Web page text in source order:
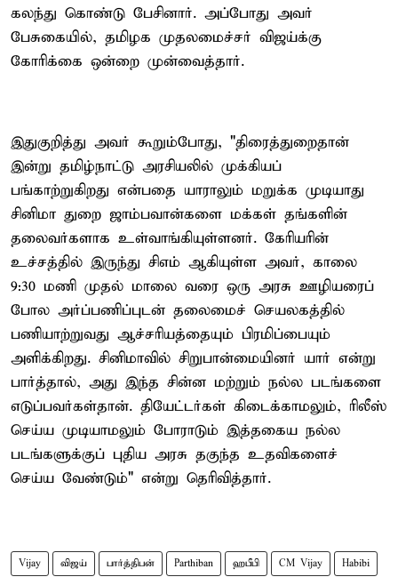
கலந்து கொண்டு பேசினார். அப்போது அவர்
பேசுகையில், தமிழக முதலமைச்சர் விஜய்க்கு
கோரிக்கை ஒன்றை முன்வைத்தார்.
இதுகுறித்து அவர் கூறும்போது, "திரைத்துறைதான்
இன்று தமிழ்நாட்டு அரசியலில் முக்கியப்
பங்காற்றுகிறது என்பதை யாராலும் மறுக்க முடியாது
சினிமா துறை ஜாம்பவான்களை மக்கள் தங்களின்
தலைவர்களாக உள்வாங்கியுள்ளனர். கேரியரின்
உச்சத்தில் இருந்து சிஎம் ஆகியுள்ள அவர், காலை
9:30 மணி முதல் மாலை வரை ஒரு அரசு ஊழியரைப்
போல அர்ப்பணிப்புடன் தலைமைச் செயலகத்தில்
பணியாற்றுவது ஆச்சரியத்தையும் பிரமிப்பையும்
அளிக்கிறது. சினிமாவில் சிறுபான்மையினர் யார் என்று
பார்த்தால், அது இந்த சின்ன மற்றும் நல்ல படங்களை
எடுப்பவர்கள்தான். தியேட்டர்கள் கிடைக்காமலும், ரிலீஸ்
செய்ய முடியாமலும் போராடும் இத்தகைய நல்ல
படங்களுக்குப் புதிய அரசு தகுந்த உதவிகளைச்
செய்ய வேண்டும்" என்று தெரிவித்தார்.
Vijay விஜய் பார்த்திபன் Parthiban ஹபீபி CM Vijay Habibi